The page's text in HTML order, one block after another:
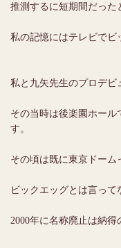
推測するに短期間だった
私の記憶にはテレビでビ
私と九矢先生のプロデビ
その当時は後楽園ホー
す。
その頃は既に東京ドーム
ビックエッグとは言って
2000年に名称廃止は納得